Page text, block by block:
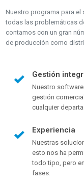
Nuestro programa para
todas las problemáticas
contamos con un gran
de producción como
Gestión
Nuestro
gestión
cualquier
Experiencia
Nuestras
esto nos ha
todo tipo, pero
fases.